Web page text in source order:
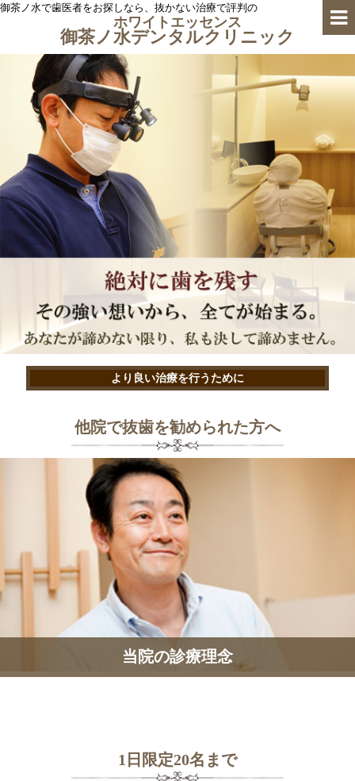
御茶ノ水で歯医者をお探しなら、抜かない治療で評判の
ホワイトエッセンス
御茶ノ水デンタルクリニック
より良い治療を行うために
他院で抜歯を勧められた方へ
当院の診療理念
1日限定20名まで